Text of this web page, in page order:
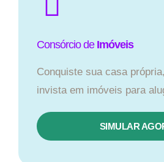
Consórcio de Imóveis
Conquiste sua casa
invista em imóveis para
SIMULAR